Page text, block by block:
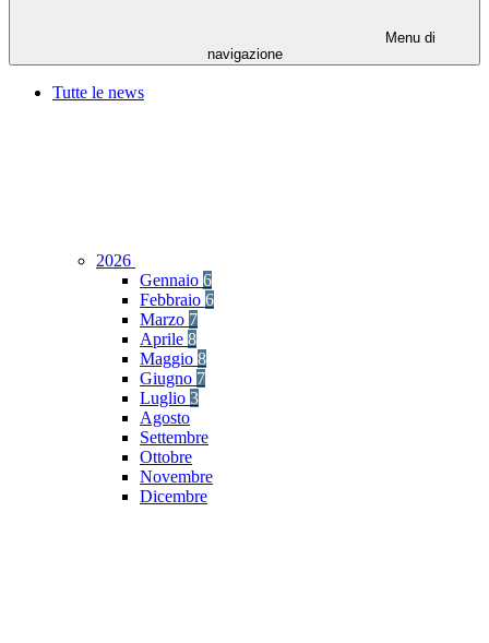
Menu di
navigazione
Tutte le news
2026
Gennaio 6
Febbraio 6
Marzo 7
Aprile 8
Maggio 8
Giugno 7
Luglio 3
Agosto
Settembre
Ottobre
Novembre
Dicembre